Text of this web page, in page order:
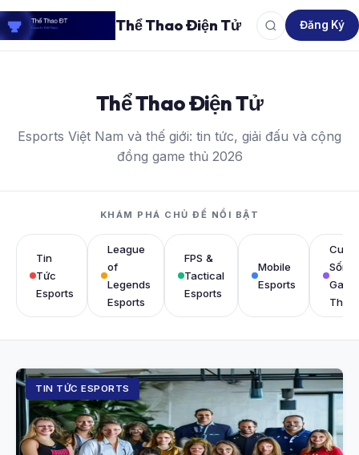
Thể Thao Điện Tử Đăng Ký
Thể Thao Điện Tử
Esports Việt Nam và thế giới: tin tức, giải đấu và cộng
đồng game thủ 2026
KHÁM PHÁ CHỦ ĐỀ NỔI BẬT
Tin
Tức
Esports
League
of
Legends
Esports
FPS &
Tactical
Esports
Mobile
Esports
Cuộc
Sống
Game
Thủ
TIN TỨC ESPORTS